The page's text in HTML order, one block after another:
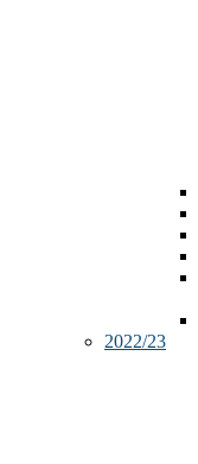
2022/23